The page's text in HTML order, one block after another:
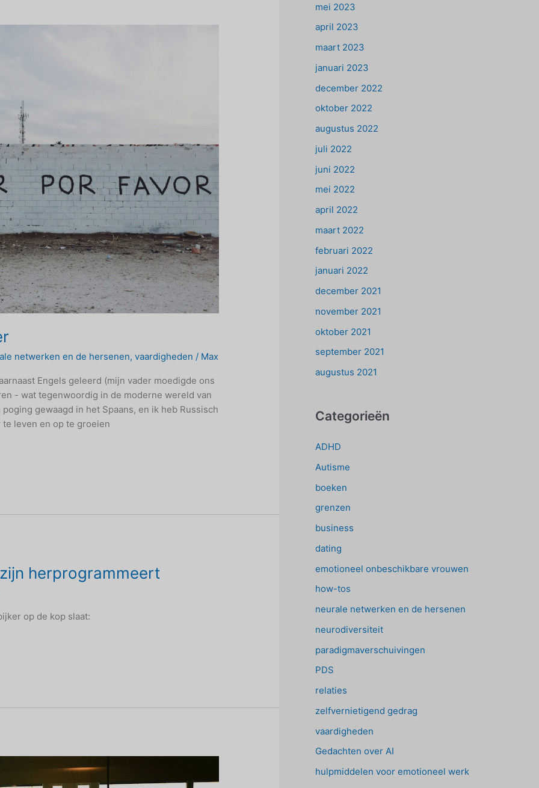
netwerken en de hersenen,vaardigheden / Max
Engels geleerd (mijn vader moedigde ons
- wat tegenwoordig in de moderne wereld van
gewaagd in het Spaans, en ik heb Russisch
leven en op te groeien
herprogrammeert
op de kop slaat:
mei 2023
april 2023
maart 2023
januari 2023
december 2022
oktober 2022
augustus 2022
juli 2022
juni 2022
mei 2022
april 2022
maart 2022
februari 2022
januari 2022
december 2021
november 2021
oktober 2021
september 2021
augustus 2021
Categorieën
ADHD
Autisme
boeken
grenzen
business
dating
emotioneel onbeschikbare vrouwen
how-tos
neurale netwerken en de hersenen
neurodiversiteit
paradigmaverschuivingen
PDS
relaties
zelfvernietigend gedrag
vaardigheden
Gedachten over AI
hulpmiddelen voor emotioneel werk